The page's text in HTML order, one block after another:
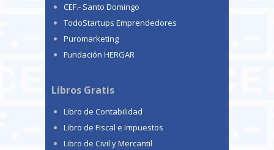
CEF.- Santo Domingo
TodoStartups Emprendedores
Puromarketing
Fundación HERGAR
Libros Gratis
Libro de Contabilidad
Libro de Fiscal e Impuestos
Libro de Civil y Mercantil